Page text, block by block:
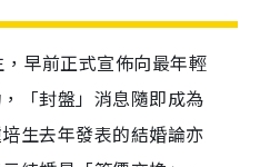
早前正式宣佈向最年輕
「封盤」消息隨即成為
生去年發表的結婚論亦